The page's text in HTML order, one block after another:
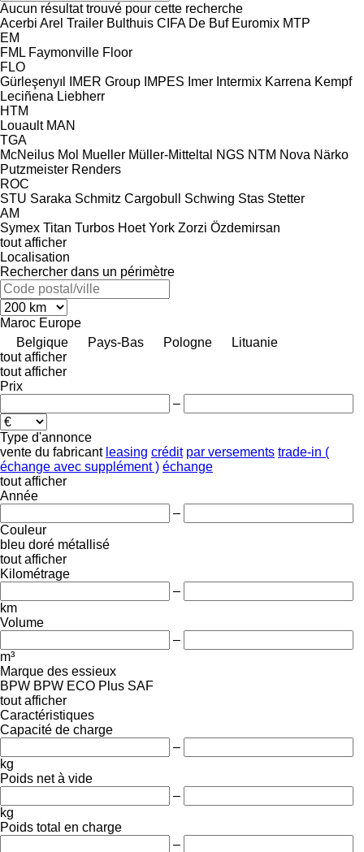
Aucun résultat trouvé pour cette recherche
Acerbi Arel Trailer Bulthuis CIFA De Buf Euromix MTP
EM
FML Faymonville Floor
FLO
Gürleşenyıl
IMER Group IMPES Imer Intermix Karrena Kempf
Leciñena Liebherr
HTM
Louault MAN
TGA
McNeilus Mol Mueller Müller-Mitteltal NGS NTM Nova Närko
Putzmeister Renders
ROC
STU Saraka Schmitz Cargobull Schwing Stas Stetter
AM
Symex Titan Turbos Hoet York Zorzi Özdemirsan
tout afficher
Localisation
Rechercher dans un périmètre
Maroc Europe
Belgique
Pays-Bas Pologne
Lituanie
tout afficher
tout afficher
Prix
–
Type d'annonce
vente du fabricant leasing crédit par versements trade-in (
échange avec supplément ) échange
tout afficher
Année
–
Couleur
bleu doré métallisé
tout afficher
Kilométrage
–
km
Volume
–
m³
Marque des essieux
BPW BPW ECO Plus SAF
tout afficher
Caractéristiques
Capacité de charge
–
kg
Poids net à vide
–
kg
Poids total en charge
–